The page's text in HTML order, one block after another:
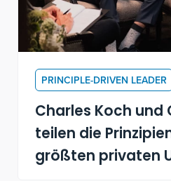
PRINCIPLE-DRIVEN LEADER
Charles Koch und
teilen die
größten privaten